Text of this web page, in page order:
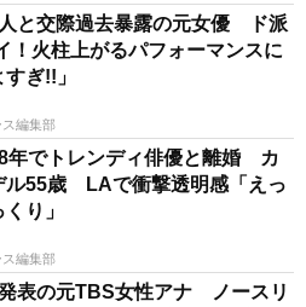
と交際過去暴露の元女優 ド派
！火柱上がるパフォーマンスに
すぎ!!」
ス編集部
年でトレンディ俳優と離婚 カ
ル55歳 LAで衝撃透明感「えっ
り」
ス編集部
表の元TBS女性アナ ノースリ